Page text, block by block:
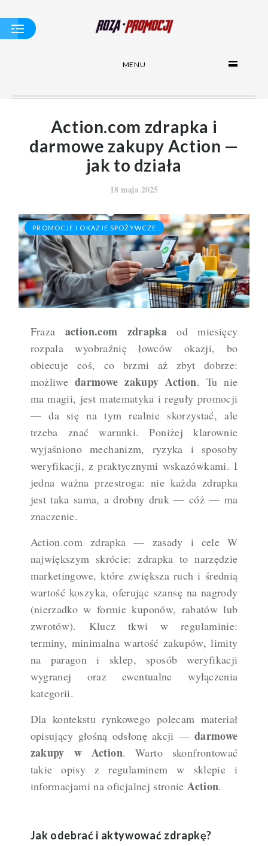
JEDZENIU
PROMOCJE I
OKAZJE
SPOŻYWCZE
MENU
Action.com zdrapka i
darmowe zakupy Action —
jak to działa
18 maja 2025
PROMOCJE I OKAZJE SPOŻYWCZE
Fraza action.com zdrapka od miesięcy
rozpala wyobraźnię łowców okazji, bo
obiecuje coś, co brzmi aż zbyt dobrze:
możliwe darmowe zakupy Action. Tu nie
ma magii, jest matematyka i reguły promocji
— da się na tym realnie skorzystać, ale
trzeba znać warunki. Poniżej klarownie
wyjaśniono mechanizm, ryzyka i sposoby
weryfikacji, z praktycznymi wskazówkami. I
jedna ważna przestroga: nie każda zdrapka
jest taka sama, a drobny druk — cóż — ma
znaczenie.
Action.com zdrapka — zasady i cele W
największym skrócie: zdrapka to narzędzie
marketingowe, które zwiększa ruch i średnią
wartość koszyka, oferując szansę na nagrody
(nierzadko w formie kuponów, rabatów lub
zwrotów). Klucz tkwi w regulaminie:
terminy, minimalna wartość zakupów, limity
na paragon i sklep, sposób weryfikacji
wygranej oraz ewentualne wyłączenia
kategorii.
Dla kontekstu rynkowego polecam materiał
opisujący głośną odsłonę akcji — darmowe
zakupy w Action. Warto skonfrontować
takie opisy z regulaminem w sklepie i
informacjami na oficjalnej stronieAction.
Jak odebrać i aktywować zdrapkę?